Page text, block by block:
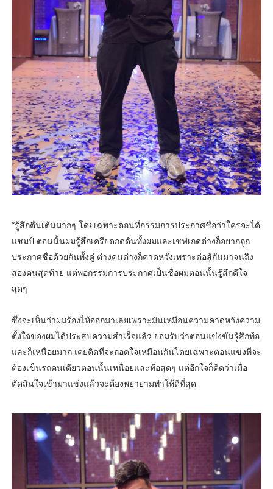
“รู้สึกตื่นเต้นมากๆ โดยเฉพาะตอนที่กรรมการประกาศชื่อว่าใครจะได้
แชมป์ ตอนนั้นผมรู้สึกเครียดกดดันทั้งผมและเชฟเกดต่างก็อยากถูก
ประกาศชื่อด้วยกันทั้งคู่ ต่างคนต่างก็คาดหวังเพราะต่อสู้กันมาจนถึง
สองคนสุดท้าย แต่พอกรรมการประกาศเป็นชื่อผมตอนนั้นรู้สึกดีใจ
สุดๆ
ซึ่งจะเห็นว่าผมร้องไห้ออกมาเลยเพราะมันเหมือนความคาดหวังความ
ตั้งใจของผมได้ประสบความสำเร็จแล้ว ยอมรับว่าตอนแข่งขันรู้สึกท้อ
และก็เหนื่อยมาก เคยคิดที่จะถอดใจเหมือนกันโดยเฉพาะตอนแข่งที่จะ
ต้องเข็นรถคนเดียวตอนนั้นเหนื่อยและท้อสุดๆ แต่อีกใจก็คิดว่าเมื่อ
ตัดสินใจเข้ามาแข่งแล้วจะต้องพยายามทำให้ดีที่สุด